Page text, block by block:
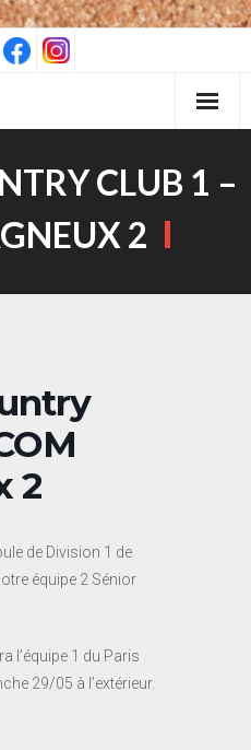
CLUB 1 –
2
2
de Division 1 de
équipe 2 Sénior
l’équipe 1 du Paris
29/05 à l’extérieur.